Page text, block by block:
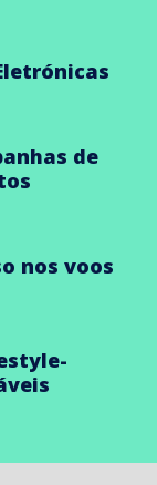
de
nos voos